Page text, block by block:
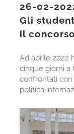
26-02-
Gli
il
Ad aprile 2022
cinque giorni a
confrontati
politica